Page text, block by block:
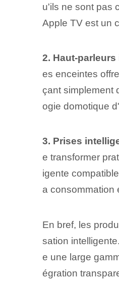
u'ils ne sont pas
Apple TV est un
2. Haut-
es enceintes
çant simplement
ogie domotique
3. Prises
e transformer
igente
a consommation
En bref, les
sation
e une large
égration